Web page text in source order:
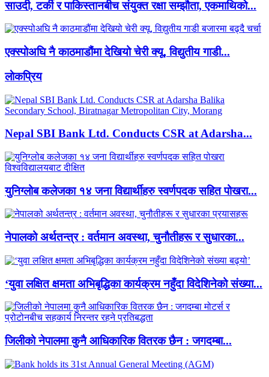
साउदी, टर्की र पाकिस्तानबीच संयुक्त रक्षा सम्झौता, एकमाथिको...
एक्स्पोअघि नै काठमाडौंमा देखियो चेरी क्यू, विद्युतीय गाडी...
लाेकप्रिय
Nepal SBI Bank Ltd. Conducts CSR at Adarsha...
युनिग्लोब कलेजका १४ जना विद्यार्थीहरु स्वर्णपदक सहित पोखरा...
नेपालको अर्थतन्त्र : वर्तमान अवस्था, चुनौतीहरू र सुधारका...
‘युवा लक्षित क्षमता अभिबृद्धिका कार्यक्रम नहुँदा विदेशिनेको संख्या...
जिलीको नेपालमा कुनै आधिकारिक वितरक छैन : जगदम्बा...